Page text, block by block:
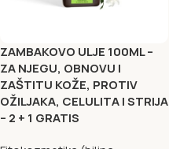
ZAMBAKOVO ULJE 100ML –
ZA NJEGU, OBNOVU I
ZAŠTITU KOŽE, PROTIV
OŽILJAKA, CELULITA I STRIJA
– 2 + 1 GRATIS